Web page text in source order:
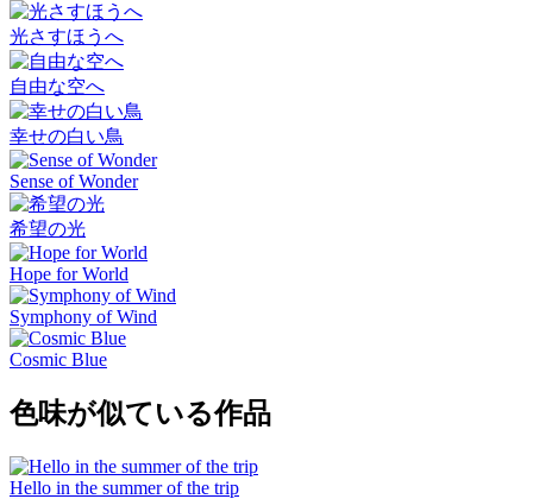
光さすほうへ
自由な空へ
幸せの白い鳥
Sense of Wonder
希望の光
Hope for World
Symphony of Wind
Cosmic Blue
色味が似ている作品
Hello in the summer of the trip